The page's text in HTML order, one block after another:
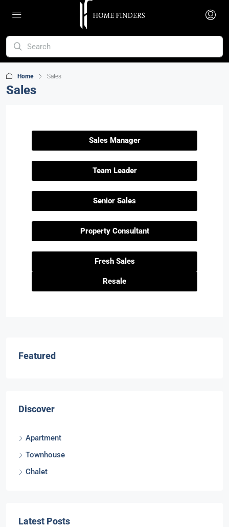
Home Sales
Sales
Sales Manager
Team Leader
Senior Sales
Property Consultant
Fresh Sales
Resale
Featured
Discover
Apartment
Townhouse
Chalet
Latest Posts